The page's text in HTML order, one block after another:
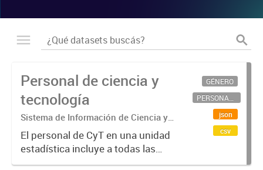
Personal de ciencia y
tecnología
Sistema de Información de Ciencia y
Tecnología Argentino (SICYTAR)
El personal de CyT en una unidad
estadística incluye a todas las
personas involucradas
GÉNERO
PERSONAL CIENTÍFICO-TECNOLÓGICO
json
csv